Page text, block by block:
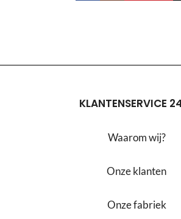
KLANTENSERVICE
Waarom wij?
Onze klanten
Onze fabriek